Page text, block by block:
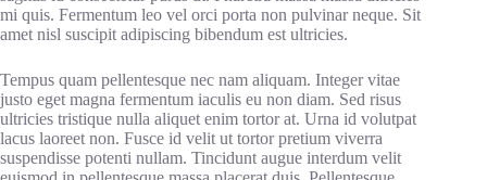
mi quis. Fermentum leo vel orci porta non pulvinar neque. Sit
amet nisl suscipit adipiscing bibendum est ultricies.
Tempus quam pellentesque nec nam aliquam. Integer vitae
justo eget magna fermentum iaculis eu non diam. Sed risus
ultricies tristique nulla aliquet enim tortor at. Urna id volutpat
lacus laoreet non. Fusce id velit ut tortor pretium viverra
suspendisse potenti nullam. Tincidunt augue interdum velit